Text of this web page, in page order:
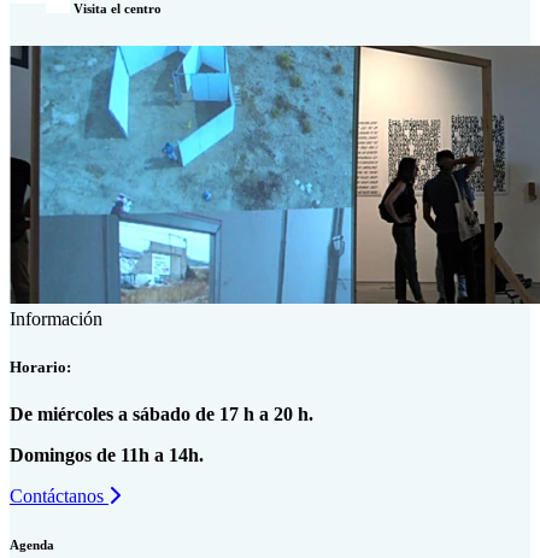
Visita el centro
Información
Horario:
De miércoles a sábado de 17 h a 20 h.
Domingos de 11h a 14h.
Contáctanos
Agenda